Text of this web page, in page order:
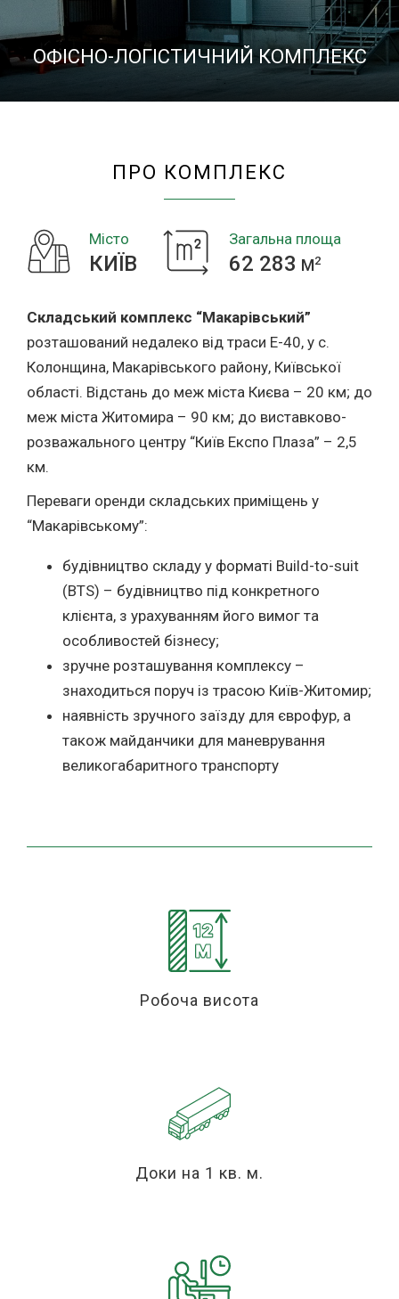
ОФІСНО-ЛОГІСТИЧНИЙ КОМПЛЕКС
ПРО КОМПЛЕКС
Місто
КИЇВ
Загальна площа
62 283 M2
Складський комплекс “Макарівський”
розташований недалеко від траси Е-40, у с.
Колонщина, Макарівського району, Київської
області. Відстань до меж міста Києва – 20 км; до
меж міста Житомира – 90 км; до виставково-
розважального центру “Київ Експо Плаза” – 2,5
км.
Переваги оренди складських приміщень у
“Макарівському”:
будівництво складу у форматі Build-to-suit
(BTS) – будівництво під конкретного
клієнта, з урахуванням його вимог та
особливостей бізнесу;
зручне розташування комплексу –
знаходиться поруч із трасою Київ-Житомир;
наявність зручного заїзду для єврофур, а
також майданчики для маневрування
великогабаритного транспорту
Робоча висота
Доки на 1 кв. м.